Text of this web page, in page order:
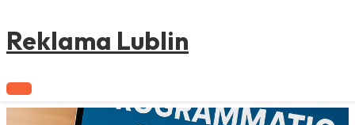
Reklama Lublin